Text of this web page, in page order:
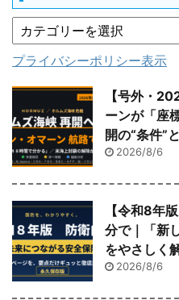
プライバシーポリシー表示
【号外・
ーンが「座
開の“条件”
2026/8/6
【令和8年
分で｜「新
をやさしく
2026/8/6